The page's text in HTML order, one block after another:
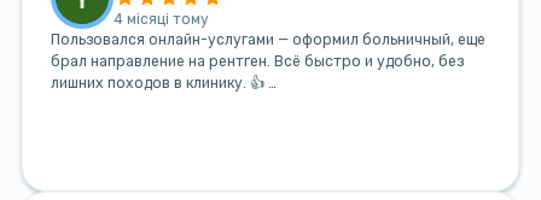
4 місяці тому
Пользовался онлайн-услугами — оформил больничный, еще
брал направление на рентген. Всё быстро и удобно, без
лишних походов в клинику. 👍 …